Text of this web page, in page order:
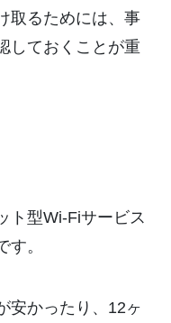
取るためには、事
しておくことが重
ト型Wi-Fiサービス
。
安かったり、12ヶ